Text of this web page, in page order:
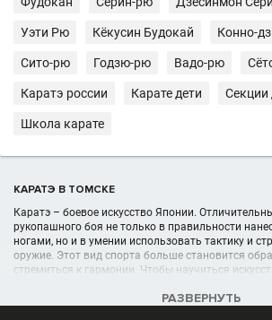
Уэти Рю Кёкусин Будокай Конно-
Сито-рю Годзю-рю Вадо-рю
Каратэ россии Карате дети Секции
Школа карате
КАРАТЭ В ТОМСКЕ
Каратэ – боевое искусство Японии.
рукопашного боя не только в правильности
ногами, но и в умении использовать тактику и
оружие. Этот вид спорта больше становится
стремиться к гармонии. Чтобы научиться
РАЗВЕРНУТЬ